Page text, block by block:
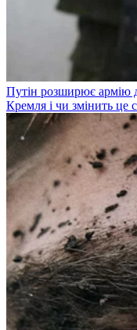
Путін розширює армію
Кремля і чи змінить це